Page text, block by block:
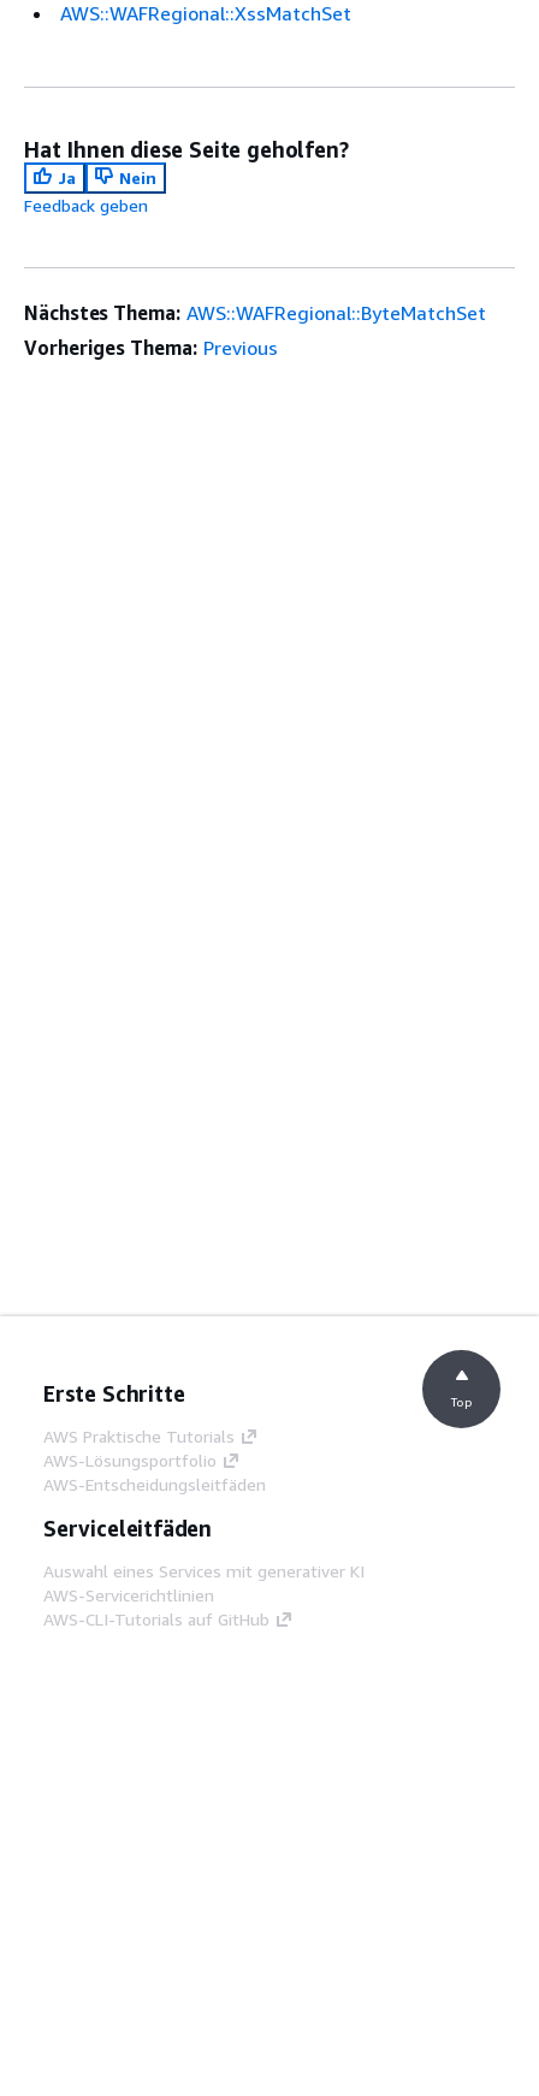
AWS::WAFRegional::XssMatchSet
Hat Ihnen diese Seite geholfen?
Ja
Nein
Feedback geben
Nächstes Thema: AWS::WAFRegional::ByteMatchSet
Vorheriges Thema: Previous
Erste Schritte
AWS Praktische Tutorials
AWS-Lösungsportfolio
AWS-Entscheidungsleitfäden
Serviceleitfäden
Auswahl eines Services mit generativer KI
AWS-Servicerichtlinien
AWS-CLI-Tutorials auf GitHub
Top